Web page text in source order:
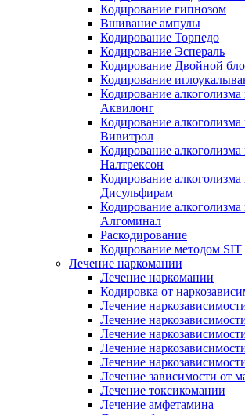
Кодирование гипнозом
Вшивание ампулы
Кодирование Торпедо
Кодирование Эспераль
Кодирование Двойной
Кодирование
Кодирование алкоголизма
Аквилонг
Кодирование алкоголизма
Вивитрол
Кодирование алкоголизма
Налтрексон
Кодирование алкоголизма
Дисульфирам
Кодирование алкоголизма
Алгоминал
Раскодирование
Кодирование методом SIT
Лечение наркомании
Лечение наркомании
Кодировка от
Лечение
Лечение
Лечение
Лечение
Лечение
Лечение зависимости от
Лечение токсикомании
Лечение амфетамина